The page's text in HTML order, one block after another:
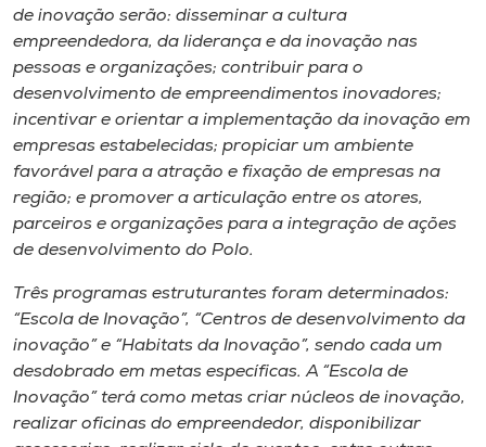
de inovação serão: disseminar a cultura
empreendedora, da liderança e da inovação nas
pessoas e organizações; contribuir para o
desenvolvimento de empreendimentos inovadores;
incentivar e orientar a implementação da inovação em
empresas estabelecidas; propiciar um ambiente
favorável para a atração e fixação de empresas na
região; e promover a articulação entre os atores,
parceiros e organizações para a integração de ações
de desenvolvimento do Polo.
Três programas estruturantes foram determinados:
“Escola de Inovação”, “Centros de desenvolvimento da
inovação” e “Habitats da Inovação”, sendo cada um
desdobrado em metas específicas. A “Escola de
Inovação” terá como metas criar núcleos de inovação,
realizar oficinas do empreendedor, disponibilizar